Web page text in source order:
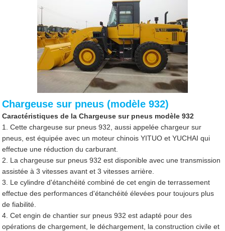
Chargeuse sur pneus (modèle 932)
Caractéristiques de la Chargeuse sur pneus modèle 932
1. Cette chargeuse sur pneus 932, aussi appelée chargeur sur
pneus, est équipée avec un moteur chinois YITUO et YUCHAI qui
effectue une réduction du carburant.
2. La chargeuse sur pneus 932 est disponible avec une transmission
assistée à 3 vitesses avant et 3 vitesses arrière.
3. Le cylindre d'étanchéité combiné de cet engin de terrassement
effectue des performances d'étanchéité élevées pour toujours plus
de fiabilité.
4. Cet engin de chantier sur pneus 932 est adapté pour des
opérations de chargement, le déchargement, la construction civile et